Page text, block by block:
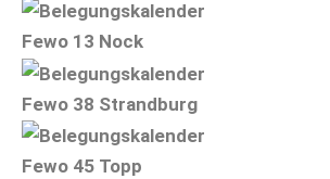
Fewo 13 Nock
Fewo 38 Strandburg
Fewo 45 Topp